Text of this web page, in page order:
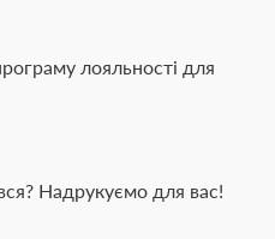
лояльності для
Надрукуємо для вас!